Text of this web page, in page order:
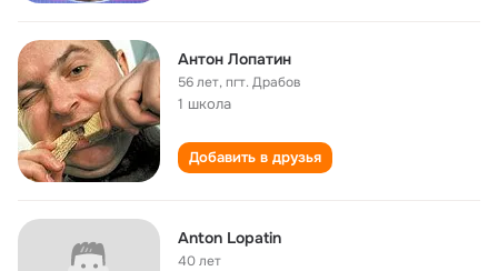
Антон Лопатин
56 лет,пгт. Драбов
1 школа
Добавить в друзья
Anton Lopatin
40 лет